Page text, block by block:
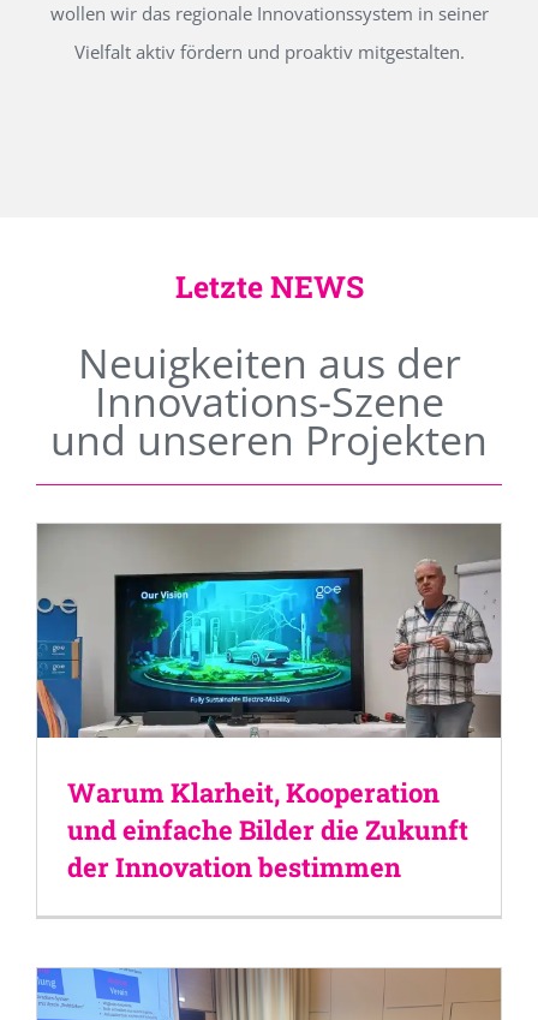
wollen wir das regionale Innovationssystem in seiner
Vielfalt aktiv fördern und proaktiv mitgestalten.
Letzte NEWS
Neuigkeiten aus der
Innovations-Szene
und unseren Projekten
Warum Klarheit, Kooperation
und einfache Bilder die Zukunft
der Innovation bestimmen